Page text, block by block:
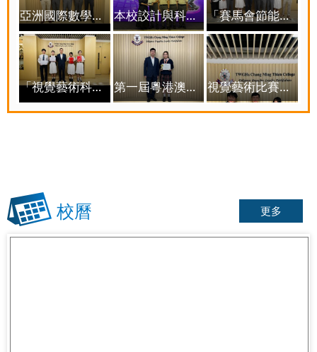
亞洲國際數學奧林匹克公開賽中獲得優異成績 本校詨計與科技校隊於「香港工程挑戰賽2026」蟬聯「評判推薦獎 Judges Award」 「賽馬會節能減電學校計劃」- 「綠建Teen才」最佳人氣獎
「視覺藝術科」相關獎項 第一屆粵港澳大灣區攝影師大賽 視覺藝術比賽金獎
更多
校曆